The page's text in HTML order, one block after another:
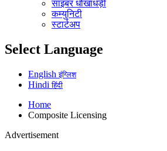
साइबर धोखाधड़ी
कम्युनिटी
स्टार्टअप
Select Language
Englishइंग्लिश
Hindiहिंदी
Home
Composite Licensing
Advertisement